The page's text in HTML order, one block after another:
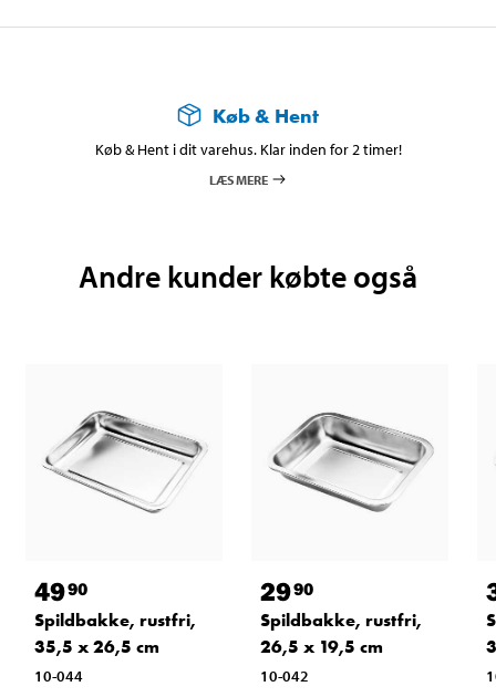
Køb & Hent
Køb & Hent i dit varehus. Klar inden for 2 timer!
LÆS MERE
Andre kunder købte også
4990
Spildbakke, rustfri,
35,5 x 26,5 cm
10-044
2990
Spildbakke, rustfri,
26,5 x 19,5 cm
10-042